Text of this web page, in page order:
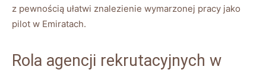
z pewnością ułatwi znalezienie wymarzonej pracy jako
pilot w Emiratach.
Rola agencji rekrutacyjnych w